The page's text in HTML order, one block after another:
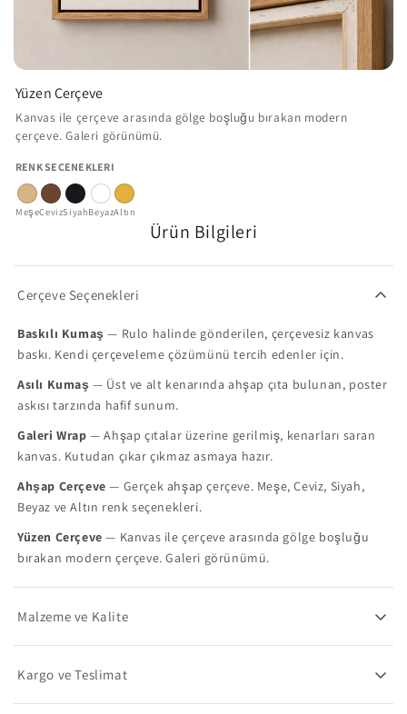
Yüzen Çerçeve
Kanvas ile çerçeve arasında gölge boşluğu bırakan modern
çerçeve. Galeri görünümü.
RENK SEÇENEKLERI
MeşeCevizSiyahBeyazAltın
Ürün Bilgileri
Çerçeve Seçenekleri
Baskılı Kumaş — Rulo halinde gönderilen, çerçevesiz kanvas
baskı. Kendi çerçeveleme çözümünü tercih edenler için.
Asılı Kumaş — Üst ve alt kenarında ahşap çıta bulunan, poster
askısı tarzında hafif sunum.
Galeri Wrap — Ahşap çıtalar üzerine gerilmiş, kenarları saran
kanvas. Kutudan çıkar çıkmaz asmaya hazır.
Ahşap Çerçeve — Gerçek ahşap çerçeve. Meşe, Ceviz, Siyah,
Beyaz ve Altın renk seçenekleri.
Yüzen Çerçeve — Kanvas ile çerçeve arasında gölge boşluğu
bırakan modern çerçeve. Galeri görünümü.
Malzeme ve Kalite
Kargo ve Teslimat